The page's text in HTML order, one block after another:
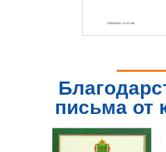
письма от